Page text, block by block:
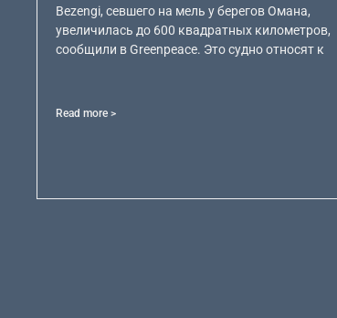
Bezengi, севшего на мель у берегов Омана,
увеличилась до 600 квадратных километров,
сообщили в Greenpeace. Это судно относят к
Read more >